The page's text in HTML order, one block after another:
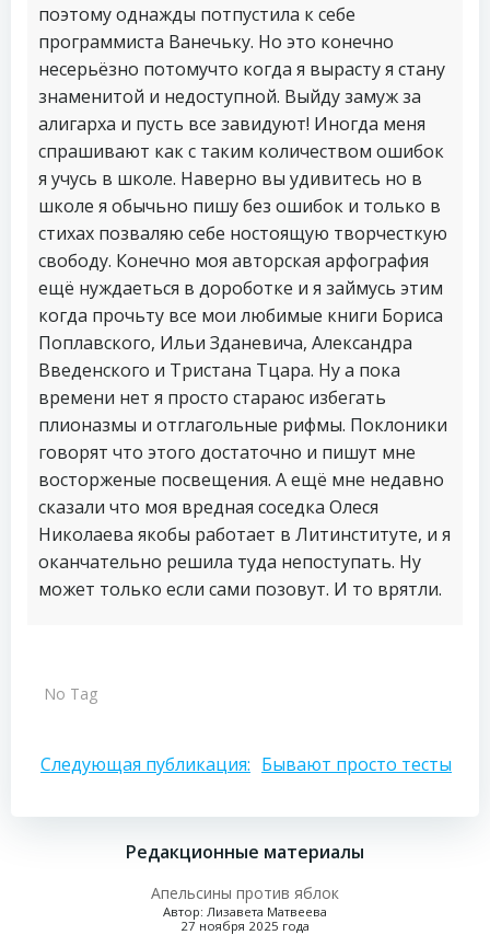
поэтому однажды потпустила к себе
программиста Ванечьку. Но это конечно
несерьёзно потомучто когда я вырасту я стану
знаменитой и недоступной. Выйду замуж за
алигарха и пусть все завидуют! Иногда меня
спрашивают как с таким количеством ошибок
я учусь в школе. Наверно вы удивитесь но в
школе я обычьно пишу без ошибок и только в
стихах позваляю себе ностоящую творчесткую
свободу. Конечно моя авторская арфография
ещё нуждаеться в дороботке и я займусь этим
когда прочьту все мои любимые книги Бориса
Поплавского, Ильи Зданевича, Александра
Введенского и Тристана Тцара. Ну а пока
времени нет я просто стараюс избегать
плионазмы и отглагольные рифмы. Поклоники
говорят что этого достаточно и пишут мне
восторженые посвещения. А ещё мне недавно
сказали что моя вредная соседка Олеся
Николаева якобы работает в Литинституте, и я
оканчательно решила туда непоступать. Ну
может только если сами позовут. И то врятли.
No Tag
Навигация
по
записям
Следующая публикация: Бывают просто тесты
Редакционные материалы
Апельсины против яблок
Автор: Лизавета Матвеева
27 ноября 2025 года